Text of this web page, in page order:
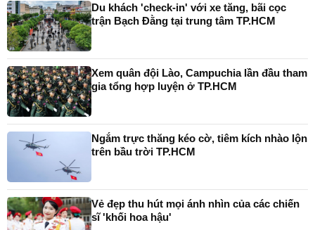
Du khách 'check-in' với xe tăng, bãi cọc
trận Bạch Đằng tại trung tâm TP.HCM
Xem quân đội Lào, Campuchia lần đầu tham
gia tổng hợp luyện ở TP.HCM
Ngắm trực thăng kéo cờ, tiêm kích nhào lộn
trên bầu trời TP.HCM
Vẻ đẹp thu hút mọi ánh nhìn của các chiến
sĩ 'khối hoa hậu'